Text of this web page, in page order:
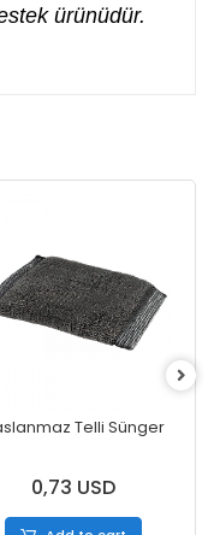
ürünüdür.
Telli Sünger
0,73 USD